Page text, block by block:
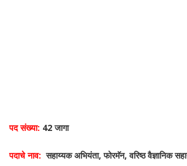
पद संख्या: 42 जागा
पदाचे नाव: सहाय्यक अभियंता, फोरमॅन, वरिष्ठ वैज्ञानिक